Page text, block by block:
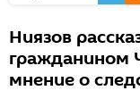
Ниязов
гражданином
мнение о